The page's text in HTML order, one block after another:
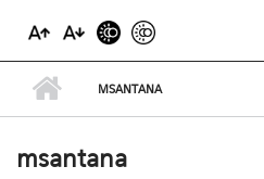
MSANTANA
msantana